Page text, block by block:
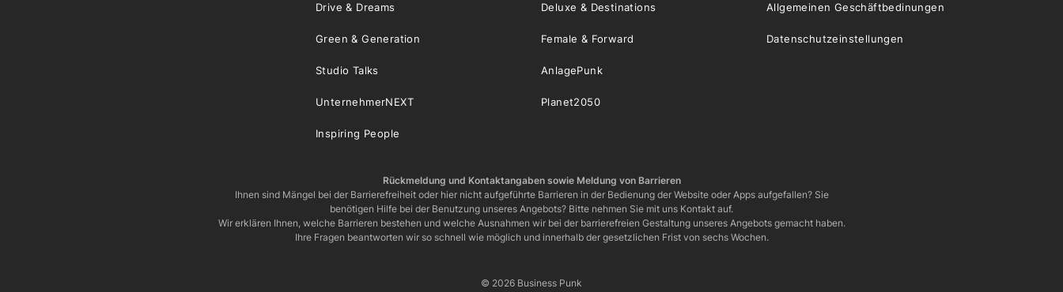
Drive & Dreams Deluxe & Destinations
Green & Generation Female & Forward
Studio Talks AnlagePunk
UnternehmerNEXT Planet2050
Inspiring People
Allgemeinen Geschäftbedinungen
Datenschutzeinstellungen
Rückmeldung und Kontaktangaben sowie Meldung von Barrieren
Ihnen sind Mängel bei der Barrierefreiheit oder hier nicht aufgeführte Barrieren in der Bedienung der Website oder Apps aufgefallen? Sie
benötigen Hilfe bei der Benutzung unseres Angebots? Bitte nehmen Sie mit uns Kontakt auf.
Wir erklären Ihnen, welche Barrieren bestehen und welche Ausnahmen wir bei der barrierefreien Gestaltung unseres Angebots gemacht haben.
Ihre Fragen beantworten wir so schnell wie möglich und innerhalb der gesetzlichen Frist von sechs Wochen.
© 2026 Business Punk